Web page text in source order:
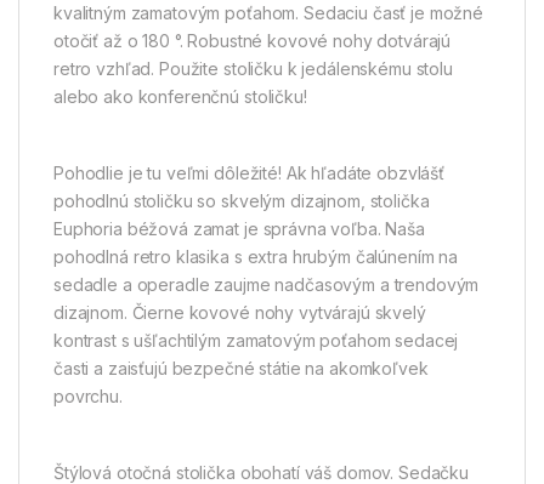
kvalitným zamatovým poťahom. Sedaciu časť je možné
otočiť až o 180 °. Robustné kovové nohy dotvárajú
retro vzhľad. Použite stoličku k jedálenskému stolu
alebo ako konferenčnú stoličku!
Pohodlie je tu veľmi dôležité! Ak hľadáte obzvlášť
pohodlnú stoličku so skvelým dizajnom, stolička
Euphoria béžová zamat je správna voľba. Naša
pohodlná retro klasika s extra hrubým čalúnením na
sedadle a operadle zaujme nadčasovým a trendovým
dizajnom. Čierne kovové nohy vytvárajú skvelý
kontrast s ušľachtilým zamatovým poťahom sedacej
časti a zaisťujú bezpečné státie na akomkoľvek
povrchu.
Štýlová otočná stolička obohatí váš domov. Sedačku